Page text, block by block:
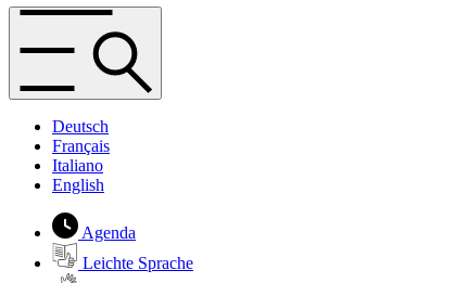
Deutsch
Français
Italiano
English
Agenda
Leichte Sprache